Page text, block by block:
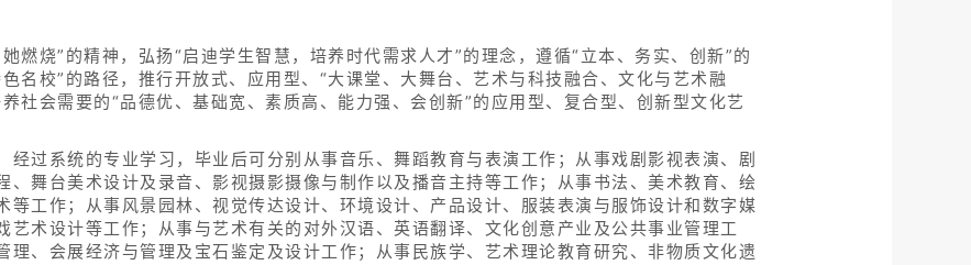
燃烧”的精神，弘扬“启迪学生智慧，培养时代需求人才”的理念，遵循“立本、务实、创新”的
名校”的路径，推行开放式、应用型、“大课堂、大舞台、艺术与科技融合、文化与艺术融
社会需要的“品德优、基础宽、素质高、能力强、会创新”的应用型、复合型、创新型文化艺
经过系统的专业学习，毕业后可分别从事音乐、舞蹈教育与表演工作；从事戏剧影视表演、剧
、舞台美术设计及录音、影视摄影摄像与制作以及播音主持等工作；从事书法、美术教育、绘
等工作；从事风景园林、视觉传达设计、环境设计、产品设计、服装表演与服饰设计和数字媒
艺术设计等工作；从事与艺术有关的对外汉语、英语翻译、文化创意产业及公共事业管理工
理、会展经济与管理及宝石鉴定及设计工作；从事民族学、艺术理论教育研究、非物质文化遗